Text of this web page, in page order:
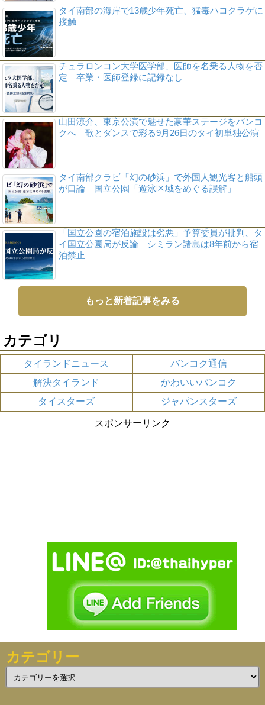
タイ南部の海岸で13歳少年死亡、猛毒ハコクラゲに
接触
チュラロンコン大学医学部、医師を名乗る人物を否
定 卒業・医師登録に記録なし
山田涼介、東京公演で魅せた豪華ステージをバンコ
クへ 歌とダンスで彩る9月26日のタイ初単独公演
タイ南部クラビ「幻の砂浜」で外国人観光客と船頭
が口論 国立公園「遊泳区域をめぐる誤解」
「国立公園の宿泊施設は劣悪」予算委員が批判、タ
イ国立公園局が反論 シミラン諸島は8年前から宿
泊禁止
もっと新着記事をみる
カテゴリ
タイランドニュース
バンコク通信
解決タイランド
かわいいバンコク
タイスターズ
ジャパンスターズ
スポンサーリンク
カテゴリー
テ